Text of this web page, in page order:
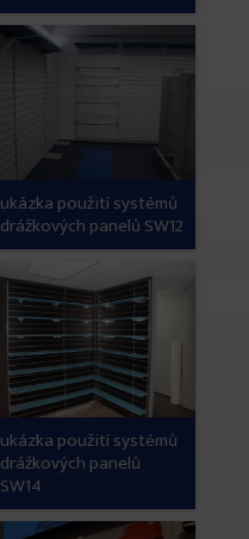
ukázka použití systémů
drážkových panelů SW12
ukázka použití systémů
drážkových panelů
SW14